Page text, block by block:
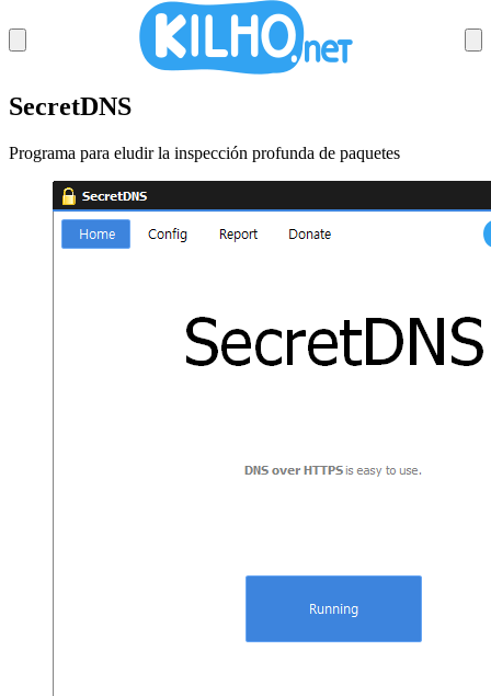
IMAGECONVERTER
SECRETDNS
SecretDNS
Programa para eludir la inspección profunda de paquetes